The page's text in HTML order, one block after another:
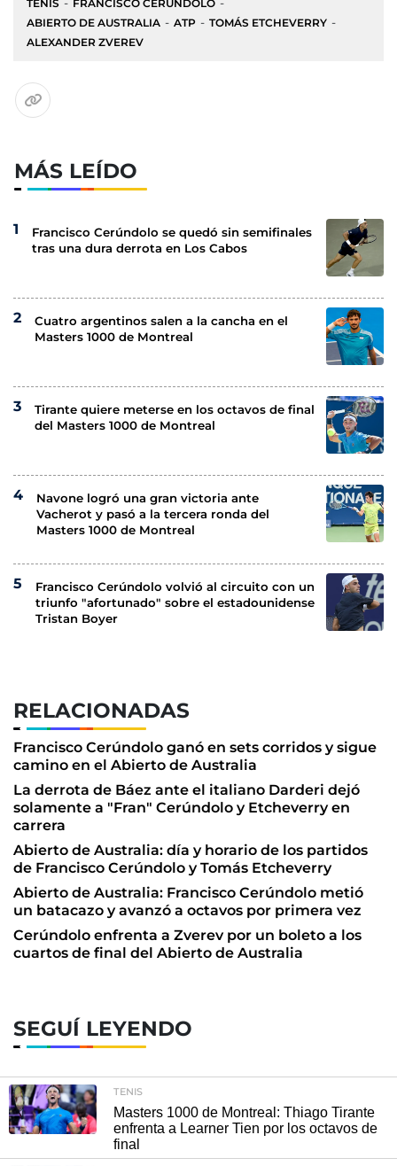
TENIS
FRANCISCO CERÚNDOLO
ABIERTO DE AUSTRALIA
ATP
TOMÁS ETCHEVERRY
ALEXANDER ZVEREV
RELACIONADAS
Francisco Cerúndolo ganó en sets corridos y sigue
camino en el Abierto de Australia
La derrota de Báez ante el italiano Darderi dejó
solamente a "Fran" Cerúndolo y Etcheverry en
carrera
Abierto de Australia: día y horario de los partidos
de Francisco Cerúndolo y Tomás Etcheverry
Abierto de Australia: Francisco Cerúndolo metió
un batacazo y avanzó a octavos por primera vez
Cerúndolo enfrenta a Zverev por un boleto a los
cuartos de final del Abierto de Australia
MÁS LEÍDO
Francisco Cerúndolo se quedó sin semifinales
tras una dura derrota en Los Cabos
Cuatro argentinos salen a la cancha en el
Masters 1000 de Montreal
Tirante quiere meterse en los octavos de final
del Masters 1000 de Montreal
Navone logró una gran victoria ante
Vacherot y pasó a la tercera ronda del
Masters 1000 de Montreal
Francisco Cerúndolo volvió al circuito con un
triunfo "afortunado" sobre el estadounidense
Tristan Boyer
SEGUÍ LEYENDO
TENIS
Masters 1000 de Montreal: Thiago Tirante
enfrenta a Learner Tien por los octavos de
final